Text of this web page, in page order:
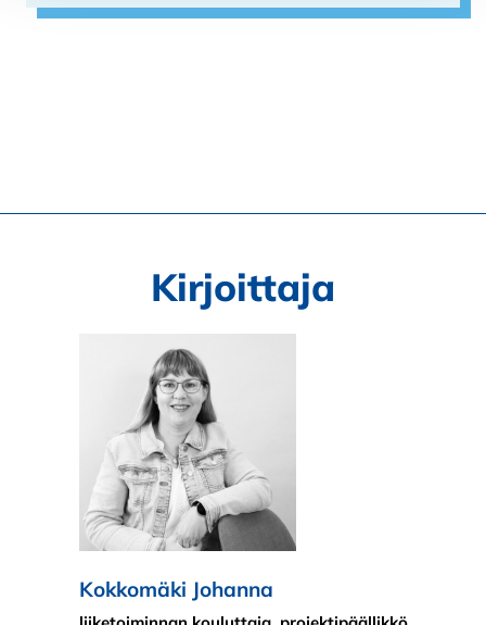
Kirjoittaja
Kokkomäki Johanna